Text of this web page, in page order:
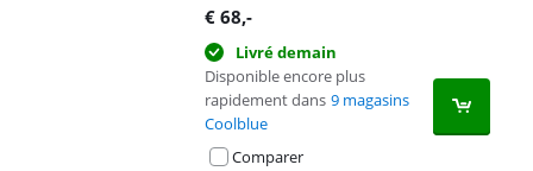
€ 68,-
Livré demain
Disponible encore plus
rapidement dans 9 magasins
Coolblue
Comparer